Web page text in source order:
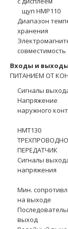
щуп HMP110
Диапазон
хранения
совместимость
Входы и выходы
ПИТАНИЕМ ОТ
Сигналы
Напряжение
наружного
HMT130
ПЕРЕДАТЧИК
Сигналы
напряжения
Мин.
на выходе
выход